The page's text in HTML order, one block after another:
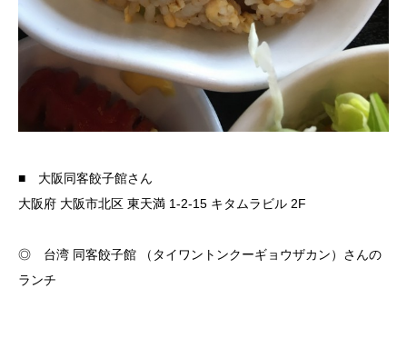
■ 大阪同客餃子館さん
大阪府 大阪市北区 東天満 1-2-15 キタムラビル 2F
◎ 台湾 同客餃子館 （タイワントンクーギョウザカン）さんの
ランチ